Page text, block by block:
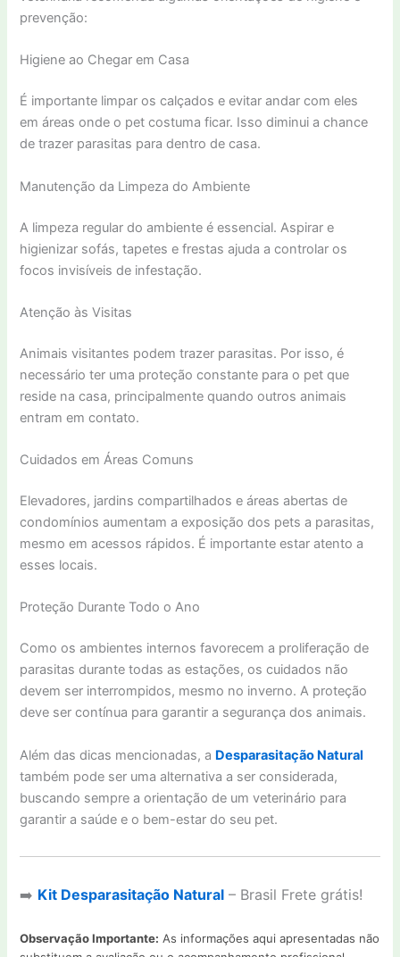
prevenção:
Higiene ao Chegar em Casa
É importante limpar os calçados e evitar andar com eles
em áreas onde o pet costuma ficar. Isso diminui a chance
de trazer parasitas para dentro de casa.
Manutenção da Limpeza do Ambiente
A limpeza regular do ambiente é essencial. Aspirar e
higienizar sofás, tapetes e frestas ajuda a controlar os
focos invisíveis de infestação.
Atenção às Visitas
Animais visitantes podem trazer parasitas. Por isso, é
necessário ter uma proteção constante para o pet que
reside na casa, principalmente quando outros animais
entram em contato.
Cuidados em Áreas Comuns
Elevadores, jardins compartilhados e áreas abertas de
condomínios aumentam a exposição dos pets a parasitas,
mesmo em acessos rápidos. É importante estar atento a
esses locais.
Proteção Durante Todo o Ano
Como os ambientes internos favorecem a proliferação de
parasitas durante todas as estações, os cuidados não
devem ser interrompidos, mesmo no inverno. A proteção
deve ser contínua para garantir a segurança dos animais.
Além das dicas mencionadas, a Desparasitação Natural
também pode ser uma alternativa a ser considerada,
buscando sempre a orientação de um veterinário para
garantir a saúde e o bem-estar do seu pet.
➡️ Kit Desparasitação Natural – Brasil Frete grátis!
Observação Importante: As informações aqui apresentadas não